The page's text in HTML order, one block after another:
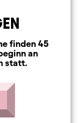
finden 45
an
statt.